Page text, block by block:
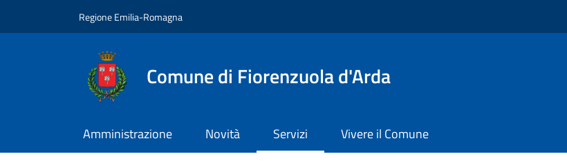
Regione Emilia-Romagna
Comune di Fiorenzuola d'Arda
Amministrazione Novità Servizi Vivere il Comune